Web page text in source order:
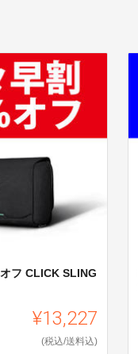
フ CLICK SLING
¥13,227
(税込/送料込)